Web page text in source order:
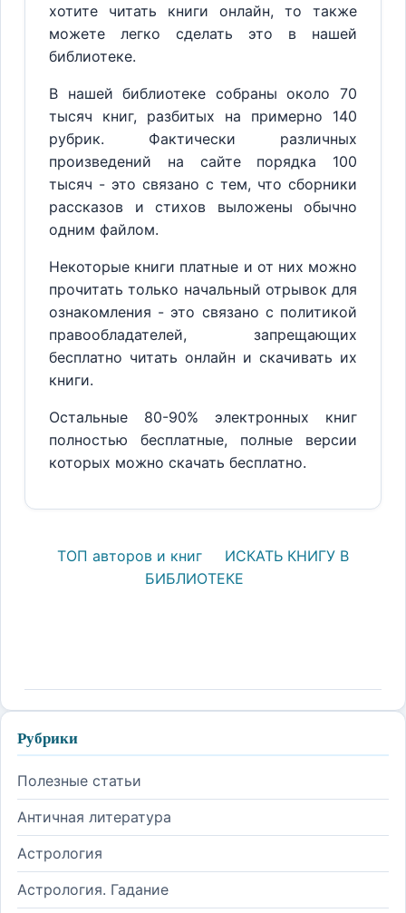
хотите читать книги онлайн, то также
можете легко сделать это в нашей
библиотеке.
В нашей библиотеке собраны около 70
тысяч книг, разбитых на примерно 140
рубрик. Фактически различных
произведений на сайте порядка 100
тысяч - это связано с тем, что сборники
рассказов и стихов выложены обычно
одним файлом.
Некоторые книги платные и от них можно
прочитать только начальный отрывок для
ознакомления - это связано с политикой
правообладателей, запрещающих
бесплатно читать онлайн и скачивать их
книги.
Остальные 80-90% электронных книг
полностью бесплатные, полные версии
которых можно скачать бесплатно.
ТОП авторов и книг
ИСКАТЬ КНИГУ В
БИБЛИОТЕКЕ
Рубрики
Полезные статьи
Античная литература
Астрология
Астрология. Гадание